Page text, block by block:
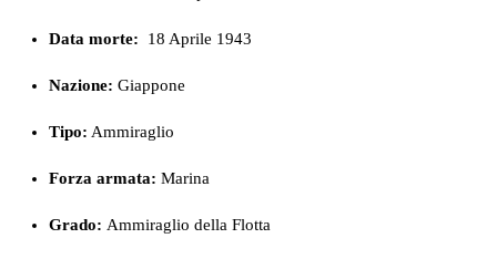
Data morte: 18 Aprile 1943
Nazione: Giappone
Tipo: Ammiraglio
Forza armata: Marina
Grado: Ammiraglio della Flotta